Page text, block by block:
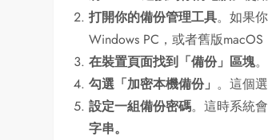
打開你的備份管理工具。如果
Windows PC，或者舊版macOS
在裝置頁面找到「備份」區塊
勾選「加密本機備份」 。這個
設定一組備份密碼。這時系統
字串。